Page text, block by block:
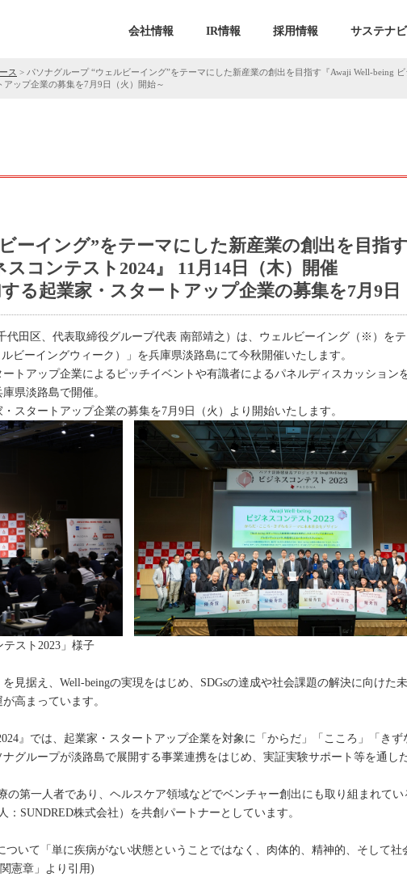
会社情報 IR情報 採用情報 サステナ
ス > パソナグループ “ウェルビーイング”をテーマにした新産業の創出を目指す『Awaji Well-being
ップ企業の募集を7月9日（火）開始～
ーイング”をテーマにした新産業の創出を目指す
スコンテスト2024』 11月14日（木）開催
る起業家・スタートアップ企業の募集を7月9日
代田区、代表取締役グループ代表 南部靖之）は、ウェルビーイング（※）を
ルビーイングウィーク）」を兵庫県淡路島にて今秋開催いたします。
トアップ企業によるピッチイベントや有識者によるパネルディスカッション
県淡路島で開催。
スタートアップ企業の募集を7月9日（火）より開始いたします。
スト2023」様子
見据え、Well-beingの実現をはじめ、SDGsの達成や社会課題の解決に向けた
高まっています。
』では、起業家・スタートアップ企業を対象に「からだ」「こころ」「き
グループが淡路島で展開する事業連携をはじめ、実証実験サポート等を通し
の第一人者であり、ヘルスケア領域などでベンチャー創出にも取り組まれて
SUNDRED株式会社）を共創パートナーとしています。
いて「単に疾病がない状態ということではなく、肉体的、精神的、そして
憲章」より引用)